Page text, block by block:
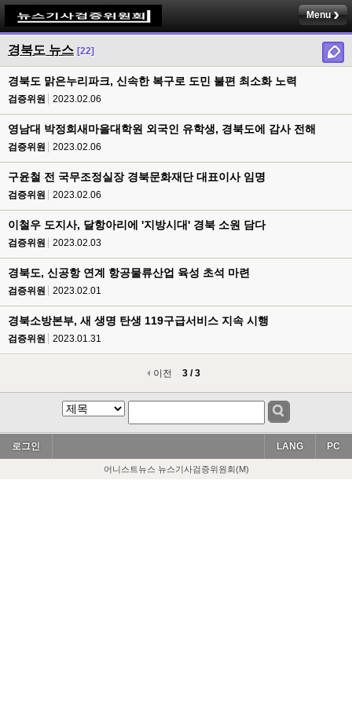
Menu
경북도 뉴스 [22]
경북도 맑은누리파크, 신속한 복구로 도민 불편 최소화 노력
검증위원 2023.02.06
영남대 박정희새마을대학원 외국인 유학생, 경북도에 감사 전해
검증위원 2023.02.06
구윤철 전 국무조정실장 경북문화재단 대표이사 임명
검증위원 2023.02.06
이철우 도지사, 달항아리에 '지방시대' 경북 소원 담다
검증위원 2023.02.03
경북도, 신공항 연계 항공물류산업 육성 초석 마련
검증위원 2023.02.01
경북소방본부, 새 생명 탄생 119구급서비스 지속 시행
검증위원 2023.01.31
이전 3 / 3
로그인 PC
LANG
어니스트뉴스 뉴스기사검증위원회(M)